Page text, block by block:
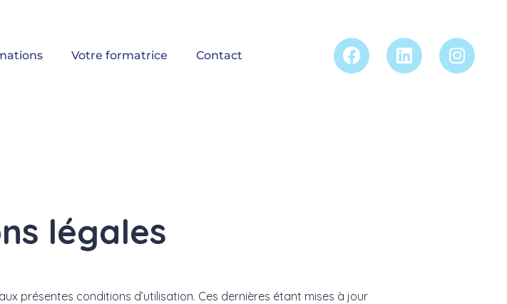
Votre formatrice Contact
légales
présentes conditions d’utilisation. Ces dernières étant mises à jour